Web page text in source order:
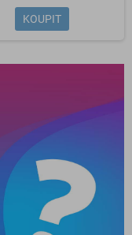
KOUPIT